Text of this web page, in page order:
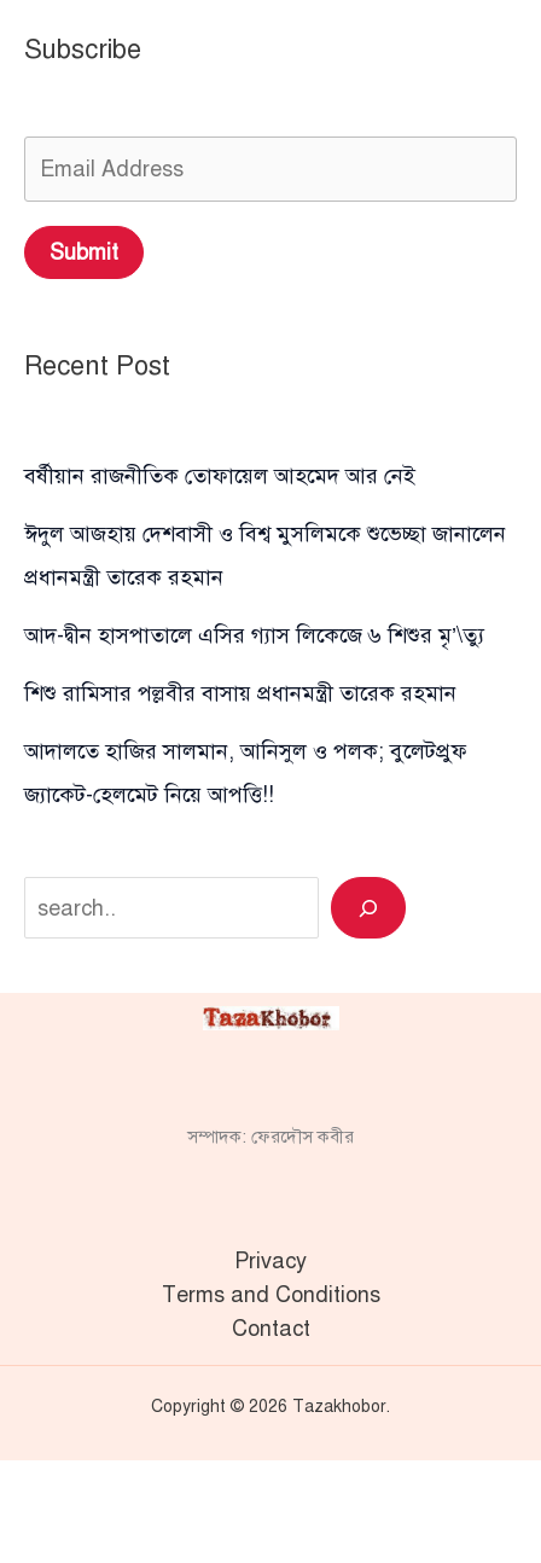
Subscribe
Submit
Recent Post
বর্ষীয়ান রাজনীতিক তোফায়েল আহমেদ আর নেই
ঈদুল আজহায় দেশবাসী ও বিশ্ব মুসলিমকে শুভেচ্ছা জানালেন
প্রধানমন্ত্রী তারেক রহমান
আদ-দ্বীন হাসপাতালে এসির গ্যাস লিকেজে ৬ শিশুর মৃ’\ত্যু
শিশু রামিসার পল্লবীর বাসায় প্রধানমন্ত্রী তারেক রহমান
আদালতে হাজির সালমান, আনিসুল ও পলক; বুলেটপ্রুফ
জ্যাকেট-হেলমেট নিয়ে আপত্তি!!
Search
সম্পাদক: ফেরদৌস কবীর
Privacy
Terms and Conditions
Contact
Copyright © 2026 Tazakhobor.